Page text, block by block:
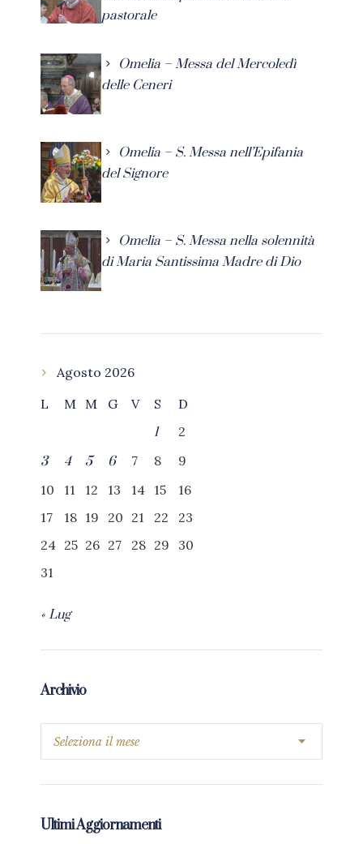
pastorale
Omelia – Messa del Mercoledì
delle Ceneri
Omelia – S. Messa nell’Epifania
del Signore
Omelia – S. Messa nella solennità
di Maria Santissima Madre di Dio
Agosto 2026
L
M M G V S
D
1
2
3
4 5 6 7 8
9
10
11 12 13 14 15
16
17
18 19 20 21 22
23
24 25 26 27 28 29
30
31
« Lug
Archivio
Ultimi Aggiornamenti